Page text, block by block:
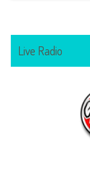
Live Radio